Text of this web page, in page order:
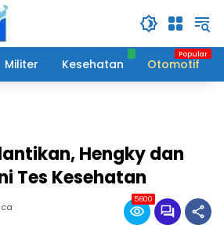
Militer Kesehatan Otomotif
Hengky dan
Tes Kesehatan
5600